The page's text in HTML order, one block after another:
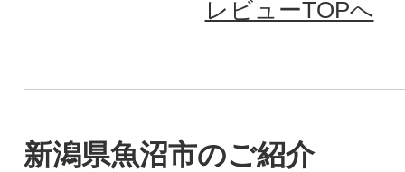
レビューTOPへ
新潟県魚沼市のご紹介